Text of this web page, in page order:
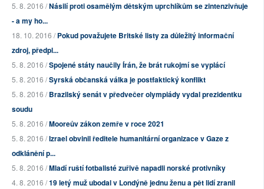
5. 8. 2016 /Násilí proti osamělým dětským uprchlíkům se zintenzivňuje
- a my ho...
18. 10. 2016 /Pokud považujete Britské listy za důležitý informační
zdroj, předpl...
5. 8. 2016 /Spojené státy naučily Írán, že brát rukojmí se vyplácí
5. 8. 2016 /Syrská občanská válka je postfaktický konflikt
5. 8. 2016 /Brazilský senát v předvečer olympiády vydal prezidentku
soudu
5. 8. 2016 /Mooreův zákon zemře v roce 2021
5. 8. 2016 /Izrael obvinil ředitele humanitární organizace v Gaze z
odklánění p...
5. 8. 2016 /Mladí ruští fotbalisté zuřivě napadli norské protivníky
4. 8. 2016 /19 letý muž ubodal v Londýně jednu ženu a pět lidí zranil